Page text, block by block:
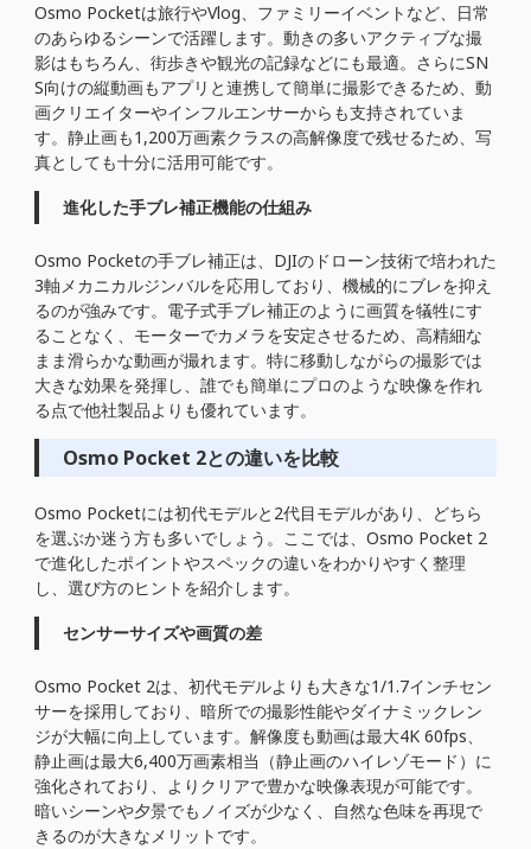
Osmo Pocketは旅行やVlog、ファミリーイベントなど、日常
のあらゆるシーンで活躍します。動きの多いアクティブな撮
影はもちろん、街歩きや観光の記録などにも最適。さらにSN
S向けの縦動画もアプリと連携して簡単に撮影できるため、動
画クリエイターやインフルエンサーからも支持されていま
す。静止画も1,200万画素クラスの高解像度で残せるため、写
真としても十分に活用可能です。
進化した手ブレ補正機能の仕組み
Osmo Pocketの手ブレ補正は、DJIのドローン技術で培われた
3軸メカニカルジンバルを応用しており、機械的にブレを抑え
るのが強みです。電子式手ブレ補正のように画質を犠牲にす
ることなく、モーターでカメラを安定させるため、高精細な
まま滑らかな動画が撮れます。特に移動しながらの撮影では
大きな効果を発揮し、誰でも簡単にプロのような映像を作れ
る点で他社製品よりも優れています。
Osmo Pocket 2との違いを比較
Osmo Pocketには初代モデルと2代目モデルがあり、どちら
を選ぶか迷う方も多いでしょう。ここでは、Osmo Pocket 2
で進化したポイントやスペックの違いをわかりやすく整理
し、選び方のヒントを紹介します。
センサーサイズや画質の差
Osmo Pocket 2は、初代モデルよりも大きな1/1.7インチセン
サーを採用しており、暗所での撮影性能やダイナミックレン
ジが大幅に向上しています。解像度も動画は最大4K 60fps、
静止画は最大6,400万画素相当（静止画のハイレゾモード）に
強化されており、よりクリアで豊かな映像表現が可能です。
暗いシーンや夕景でもノイズが少なく、自然な色味を再現で
きるのが大きなメリットです。